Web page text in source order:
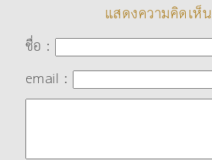
แสดงความคิดเห็น
ชื่อ :
email :